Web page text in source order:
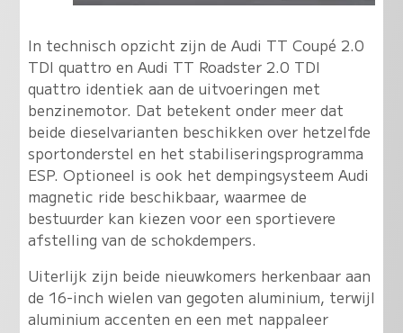
In technisch opzicht zijn de Audi TT Coupé 2.0
TDI quattro en Audi TT Roadster 2.0 TDI
quattro identiek aan de uitvoeringen met
benzinemotor. Dat betekent onder meer dat
beide dieselvarianten beschikken over hetzelfde
sportonderstel en het stabiliseringsprogramma
ESP. Optioneel is ook het dempingsysteem Audi
magnetic ride beschikbaar, waarmee de
bestuurder kan kiezen voor een sportievere
afstelling van de schokdempers.
Uiterlijk zijn beide nieuwkomers herkenbaar aan
de 16-inch wielen van gegoten aluminium, terwijl
aluminium accenten en een met nappaleer